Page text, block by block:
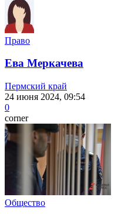
Право
Ева Меркачева
Пермский край
24 июня 2024, 09:54
0
corner
Общество